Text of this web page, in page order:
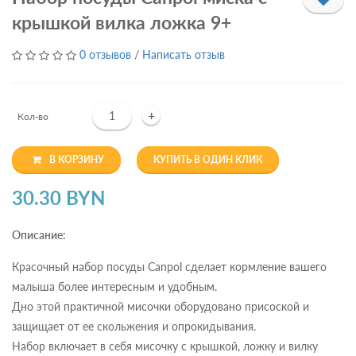
крышкой вилка ложка 9+
0 отзывов / Написать отзыв
Кол-во +
В КОРЗИНУ КУПИТЬ В ОДИН КЛИК
30.30 BYN
Описание:
Красочный набор посуды Canpol сделает кормление вашего
малыша более интересным и удобным.
Дно этой практичной мисочки оборудовано присоской и
защищает от ее скольжения и опрокидывания.
Набор включает в себя мисочку с крышкой, ложку и вилку